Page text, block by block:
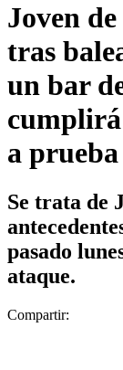
Joven
tras
un bar
cumplirá
a prueba
Se trata de
pasado
ataque.
Compartir: